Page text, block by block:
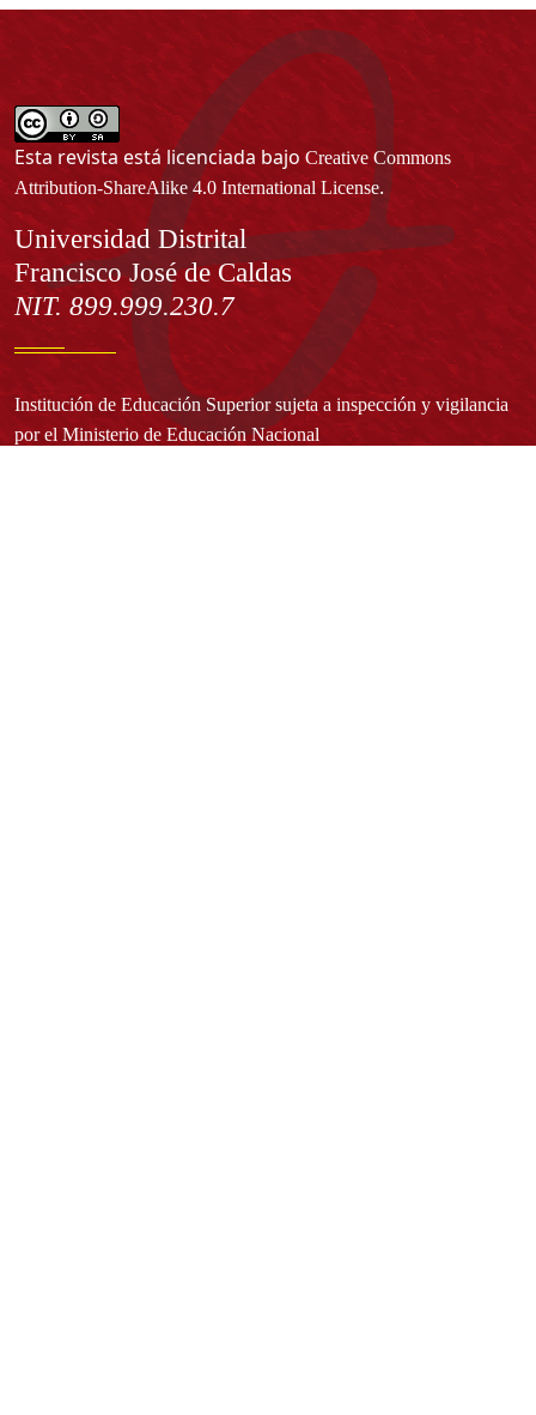
Esta revista está licenciada bajo Creative Commons
Attribution-ShareAlike 4.0 International License.
Información
Universidad Distrital
Francisco José de Caldas
NIT. 899.999.230.7
Institución de Educación Superior sujeta a inspección y vigilancia
por el Ministerio de Educación Nacional